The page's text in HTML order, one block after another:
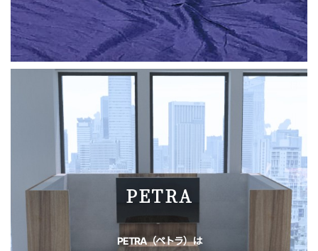
PETRA
PETRA（ペトラ）は